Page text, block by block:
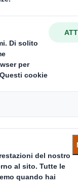
passo
rispondere